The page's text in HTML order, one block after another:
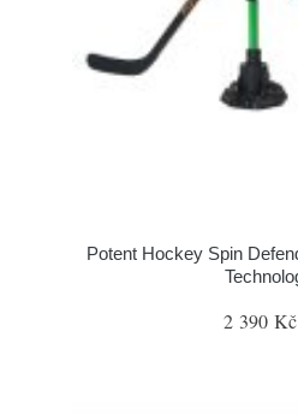
Potent Hockey Spin
2 390 Kč